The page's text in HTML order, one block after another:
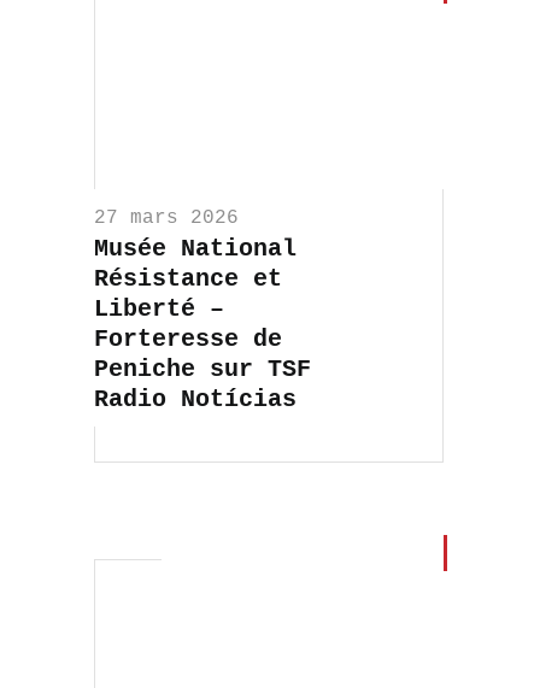
27 mars 2026
Musée National
Résistance et
Liberté –
Forteresse de
Peniche sur TSF
Radio Notícias